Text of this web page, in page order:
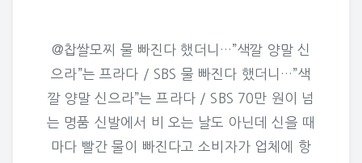
@찹쌀모찌 물 빠진다 했더니…”색깔 양말 신
으라”는 프라다 / SBS 물 빠진다 했더니…”색
깔 양말 신으라”는 프라다 / SBS 70만 원이 넘
는 명품 신발에서 비 오는 날도 아닌데 신을 때
마다 빨간 물이 빠진다고 소비자가 업체에 항